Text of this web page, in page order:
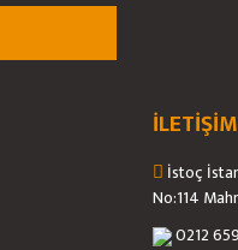
İLETİŞİM
İstoç
No:114
0212